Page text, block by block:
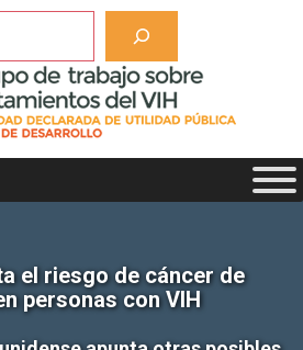
el riesgo de cáncer de
personas con VIH